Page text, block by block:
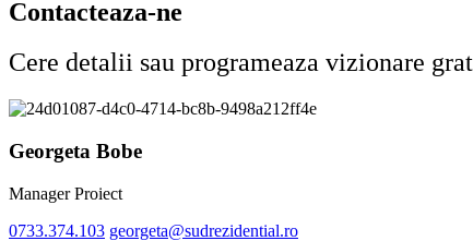
Contacteaza-ne
Cere detalii sau programeaza vizionare
Georgeta Bobe
Manager Proiect
0733.374.103 georgeta@sudrezidential.ro